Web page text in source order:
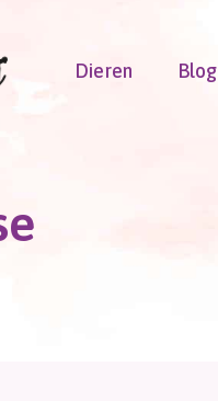
Dieren Blog